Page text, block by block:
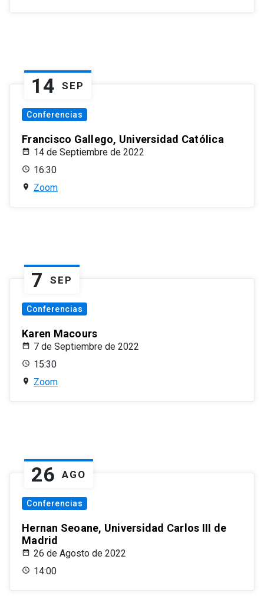
14 SEP
Conferencias
Francisco Gallego, Universidad Católica
14 de Septiembre de 2022
16:30
Zoom
7 SEP
Conferencias
Karen Macours
7 de Septiembre de 2022
15:30
Zoom
26 AGO
Conferencias
Hernan Seoane, Universidad Carlos III de
Madrid
26 de Agosto de 2022
14:00